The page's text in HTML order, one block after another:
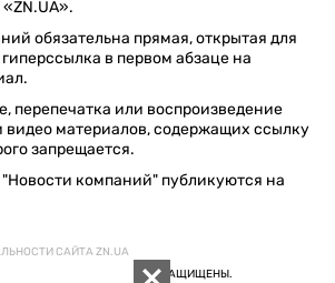
обязательна прямая, открытая для
в первом абзаце на
перепечатка или воспроизведение
видео материалов, содержащих ссылку
запрещается.
компаний" публикуются на
САЙТА ZN.UA
УКРАИНА». ВСЕ ПРАВА ЗАЩИЩЕНЫ.